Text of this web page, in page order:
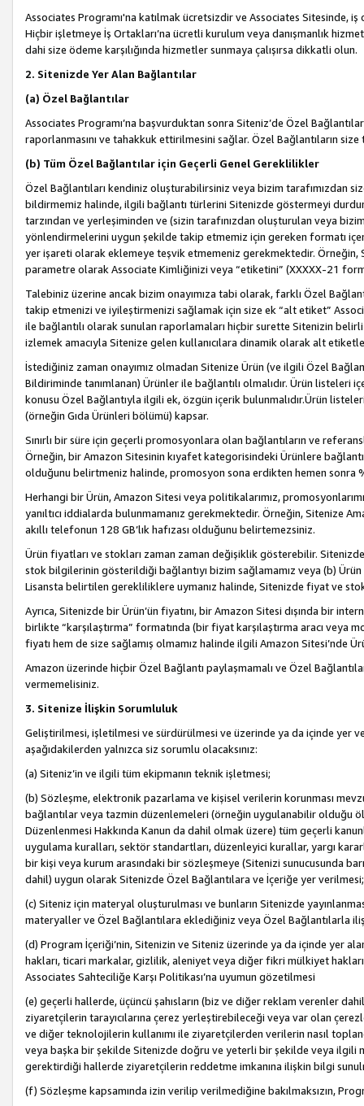
Associates Programı'na katılmak ücretsizdir ve Associates Sitesinde,
Hiçbir işletmeye İş Ortakları’na ücretli kurulum veya danışmanlık
dahi size ödeme karşılığında hizmetler sunmaya çalışırsa dikkatli olun.
2. Sitenizde Yer Alan Bağlantılar
(a) Özel Bağlantılar
Associates Programı’na başvurduktan sonra Siteniz’de Özel
raporlanmasını ve tahakkuk ettirilmesini sağlar. Özel Bağlantıların
(b) Tüm Özel Bağlantılar için Geçerli Genel Gereklilikler
Özel Bağlantıları kendiniz oluşturabilirsiniz veya bizim tarafımızdan
bildirmemiz halinde, ilgili bağlantı türlerini Sitenizde göstermeyi
tarzından ve yerleşiminden ve (sizin tarafınızdan oluşturulan veya
yönlendirmelerini uygun şekilde takip etmemiz için gereken formatı
yer işareti olarak eklemeye teşvik etmemeniz gerekmektedir. Örneğin,
parametre olarak Associate Kimliğinizi veya “etiketini” (XXXXX-21
Talebiniz üzerine ancak bizim onayımıza tabi olarak, farklı Özel
takip etmenizi ve iyileştirmenizi sağlamak için size ek “alt etiket”
ile bağlantılı olarak sunulan raporlamaları hiçbir surette Sitenizin belirli
izlemek amacıyla Sitenize gelen kullanıcılara dinamik olarak alt
İstediğiniz zaman onayımız olmadan Sitenize Ürün (ve ilgili Özel
Bildiriminde tanımlanan) Ürünler ile bağlantılı olmalıdır. Ürün listeleri
konusu Özel Bağlantıyla ilgili ek, özgün içerik bulunmalıdır.Ürün
(örneğin Gıda Ürünleri bölümü) kapsar.
Sınırlı bir süre için geçerli promosyonlara olan bağlantıların ve
Örneğin, bir Amazon Sitesinin kıyafet kategorisindeki Ürünlere
olduğunu belirtmeniz halinde, promosyon sona erdikten hemen sonra
Herhangi bir Ürün, Amazon Sitesi veya politikalarımız,
yanıltıcı iddialarda bulunmamanız gerekmektedir. Örneğin, Sitenize
akıllı telefonun 128 GB’lık hafızası olduğunu belirtemezsiniz.
Ürün fiyatları ve stokları zaman zaman değişiklik gösterebilir.
stok bilgilerinin gösterildiği bağlantıyı bizim sağlamamız veya (b)
Lisansta belirtilen gerekliliklere uymanız halinde, Sitenizde fiyat ve
Ayrıca, Sitenizde bir Ürün’ün fiyatını, bir Amazon Sitesi dışında bir
birlikte “karşılaştırma” formatında (bir fiyat karşılaştırma aracı veya
fiyatı hem de size sağlamış olmamız halinde ilgili Amazon Sitesi’nde
Amazon üzerinde hiçbir Özel Bağlantı paylaşmamalı ve Özel
vermemelisiniz.
3. Sitenize İlişkin Sorumluluk
Geliştirilmesi, işletilmesi ve sürdürülmesi ve üzerinde ya da içinde yer
aşağıdakilerden yalnızca siz sorumlu olacaksınız:
(a) Siteniz’in ve ilgili tüm ekipmanın teknik işletmesi;
(b) Sözleşme, elektronik pazarlama ve kişisel verilerin korunması
bağlantılar veya tazmin düzenlemeleri (örneğin uygulanabilir olduğu
Düzenlenmesi Hakkında Kanun da dahil olmak üzere) tüm geçerli
uygulama kuralları, sektör standartları, düzenleyici kurallar, yargı
bir kişi veya kurum arasındaki bir sözleşmeye (Sitenizi sunucusunda
dahil) uygun olarak Sitenizde Özel Bağlantılara ve İçeriğe yer verilmesi;
(c) Siteniz için materyal oluşturulması ve bunların Sitenizde
materyaller ve Özel Bağlantılara eklediğiniz veya Özel Bağlantılarla
(d) Program İçeriği’nin, Sitenizin ve Siteniz üzerinde ya da içinde yer
hakları, ticari markalar, gizlilik, aleniyet veya diğer fikri mülkiyet
Associates Sahteciliğe Karşı Politikası’na uyumun gözetilmesi
(e) geçerli hallerde, üçüncü şahısların (biz ve diğer reklam verenler
ziyaretçilerin tarayıcılarına çerez yerleştirebileceği veya var olan
ve diğer teknolojilerin kullanımı ile ziyaretçilerden verilerin nasıl
veya başka bir şekilde Sitenizde doğru ve yeterli bir şekilde veya ilgili
gerektirdiği hallerde ziyaretçilerin reddetme imkanına ilişkin bilgi
(f) Sözleşme kapsamında izin verilip verilmediğine bakılmaksızın,